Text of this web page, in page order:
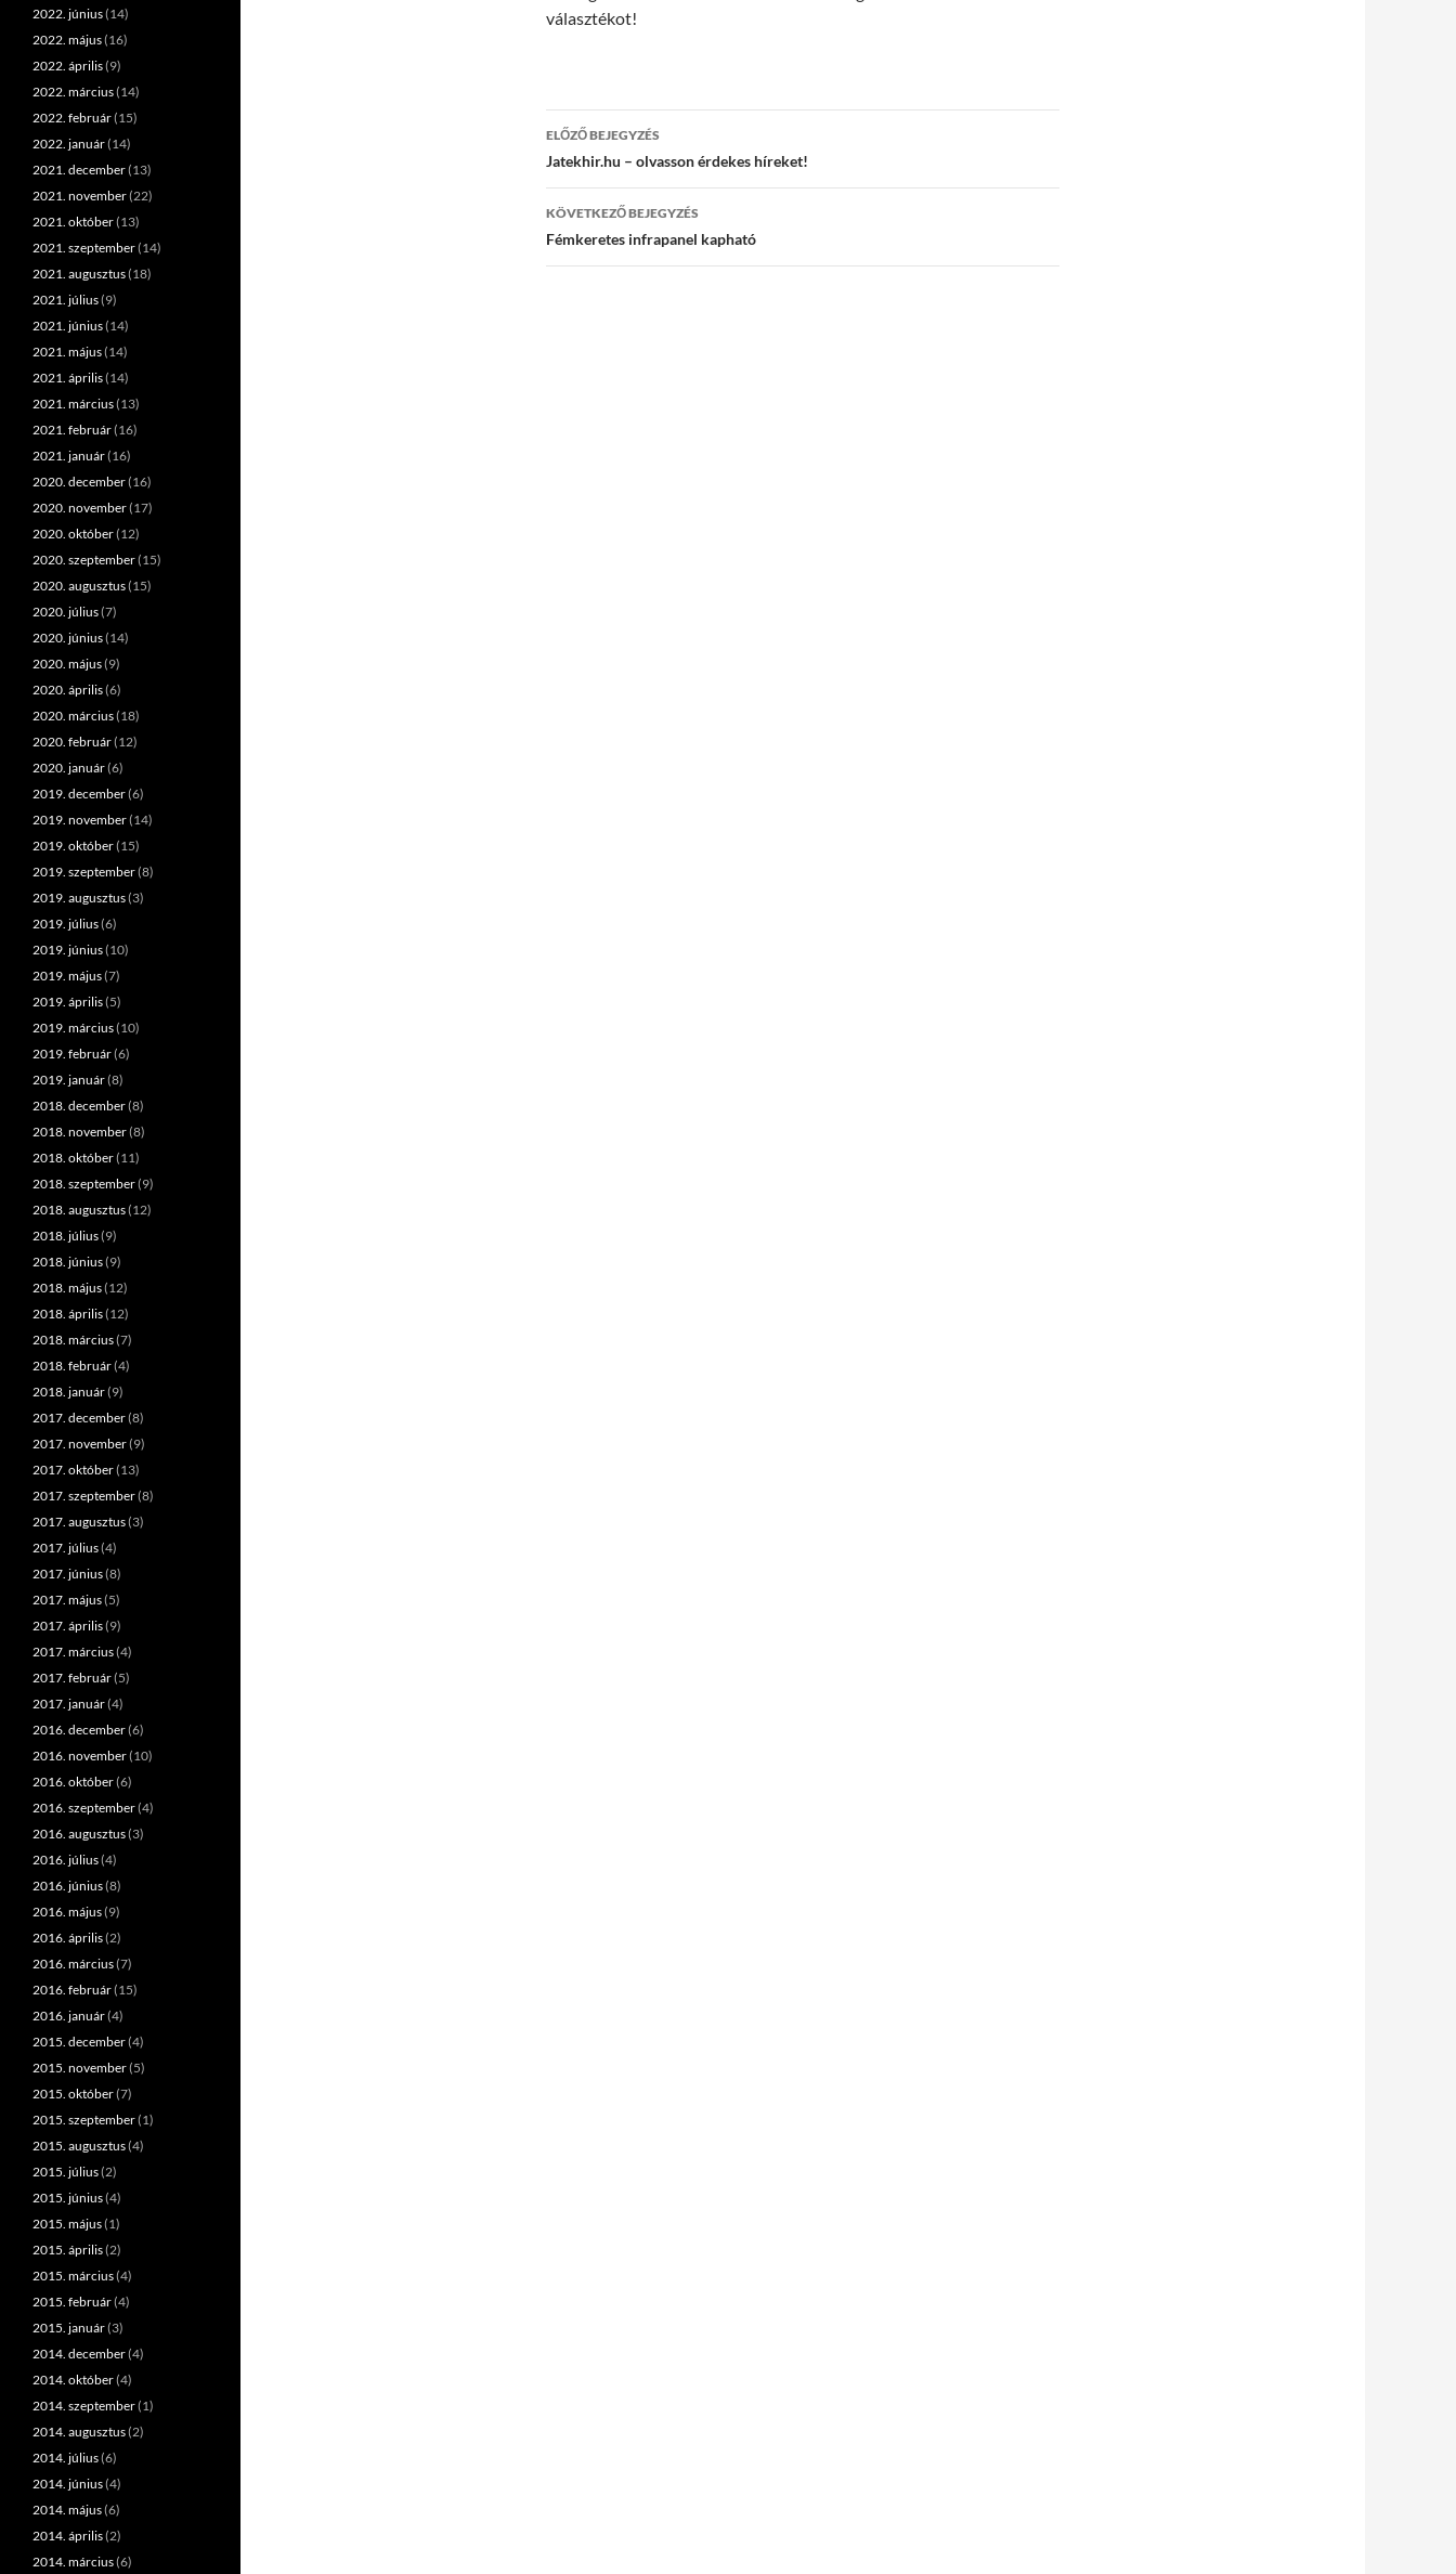
választékot!
Bejegyzések
navigációja
ELŐZŐ BEJEGYZÉS
Jatekhir.hu – olvasson érdekes híreket!
KÖVETKEZŐ BEJEGYZÉS
Fémkeretes infrapanel kapható
2022. június(14)
2022. május(16)
2022. április(9)
2022. március(14)
2022. február(15)
2022. január(14)
2021. december(13)
2021. november(22)
2021. október(13)
2021. szeptember(14)
2021. augusztus(18)
2021. július(9)
2021. június(14)
2021. május(14)
2021. április(14)
2021. március(13)
2021. február(16)
2021. január(16)
2020. december(16)
2020. november(17)
2020. október(12)
2020. szeptember(15)
2020. augusztus(15)
2020. július(7)
2020. június(14)
2020. május(9)
2020. április(6)
2020. március(18)
2020. február(12)
2020. január(6)
2019. december(6)
2019. november(14)
2019. október(15)
2019. szeptember(8)
2019. augusztus(3)
2019. július(6)
2019. június(10)
2019. május(7)
2019. április(5)
2019. március(10)
2019. február(6)
2019. január(8)
2018. december(8)
2018. november(8)
2018. október(11)
2018. szeptember(9)
2018. augusztus(12)
2018. július(9)
2018. június(9)
2018. május(12)
2018. április(12)
2018. március(7)
2018. február(4)
2018. január(9)
2017. december(8)
2017. november(9)
2017. október(13)
2017. szeptember(8)
2017. augusztus(3)
2017. július(4)
2017. június(8)
2017. május(5)
2017. április(9)
2017. március(4)
2017. február(5)
2017. január(4)
2016. december(6)
2016. november(10)
2016. október(6)
2016. szeptember(4)
2016. augusztus(3)
2016. július(4)
2016. június(8)
2016. május(9)
2016. április(2)
2016. március(7)
2016. február(15)
2016. január(4)
2015. december(4)
2015. november(5)
2015. október(7)
2015. szeptember(1)
2015. augusztus(4)
2015. július(2)
2015. június(4)
2015. május(1)
2015. április(2)
2015. március(4)
2015. február(4)
2015. január(3)
2014. december(4)
2014. október(4)
2014. szeptember(1)
2014. augusztus(2)
2014. július(6)
2014. június(4)
2014. május(6)
2014. április(2)
2014. március(6)